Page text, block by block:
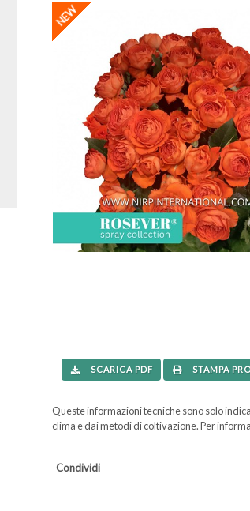
SCARICA PDF STAMPA
Queste informazioni tecniche sono solo
clima e dai metodi di coltivazione. Per
Condividi